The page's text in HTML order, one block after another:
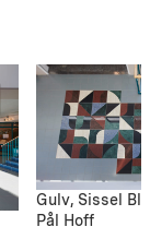
Gulv, Sissel
Pål Hoff